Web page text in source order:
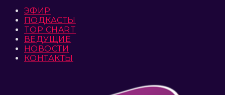
ЭФИР
ПОДКАСТЫ
TOP CHART
ВЕДУЩИЕ
НОВОСТИ
КОНТАКТЫ